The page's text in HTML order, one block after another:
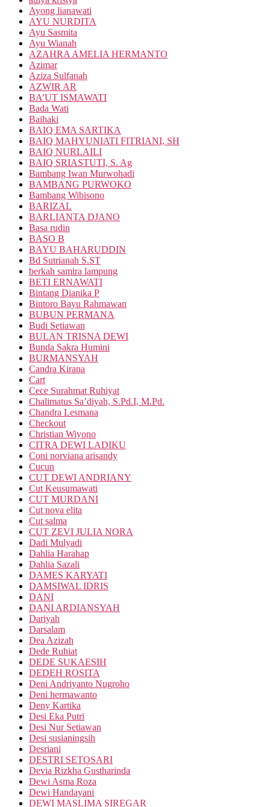
Ayong lianawati
AYU NURDITA
Ayu Sasmita
Ayu Wianah
AZAHRA AMELIA HERMANTO
Azimar
Aziza Sulfanah
AZWIR AR
BA’UT ISMAWATI
Bada Wati
Baihaki
BAIQ EMA SARTIKA
BAIQ MAHYUNIATI FITRIANI, SH
BAIQ NURLAILI
BAIQ SRIASTUTI, S. Ag
Bambang Iwan Murwohadi
BAMBANG PURWOKO
Bambang Wibisono
BARIZAL
BARLIANTA DJANO
Basa rudin
BASO B
BAYU BAHARUDDIN
Bd Sutrianah S.ST
berkah samira lampung
BETI ERNAWATI
Bintang Dianika P
Bintoro Bayu Rahmawan
BUBUN PERMANA
Budi Setiawan
BULAN TRISNA DEWI
Bunda Sakra Humini
BURMANSYAH
Candra Kirana
Cart
Cece Surahmat Ruhiyat
Chalimatus Sa’diyah, S.Pd.I, M.Pd.
Chandra Lesmana
Checkout
Christian Wiyono
CITRA DEWI LADIKU
Coni norviana arisandy
Cucun
CUT DEWI ANDRIANY
Cut Keusumawati
CUT MURDANI
Cut nova elita
Cut salma
CUT ZEVI JULIA NORA
Dadi Mulyadi
Dahlia Harahap
Dahlia Sazali
DAMES KARYATI
DAMSIWAL IDRIS
DANI
DANI ARDIANSYAH
Dariyah
Darsalam
Dea Azizah
Dede Ruhiat
DEDE SUKAESIH
DEDEH ROSITA
Deni Andriyanto Nugroho
Deni hermawanto
Deny Kartika
Desi Eka Putri
Desi Nur Setiawan
Desi susianingsih
Desriani
DESTRI SETOSARI
Devia Rizkha Gustharinda
Dewi Asma Roza
Dewi Handayani
DEWI MASLIMA SIREGAR